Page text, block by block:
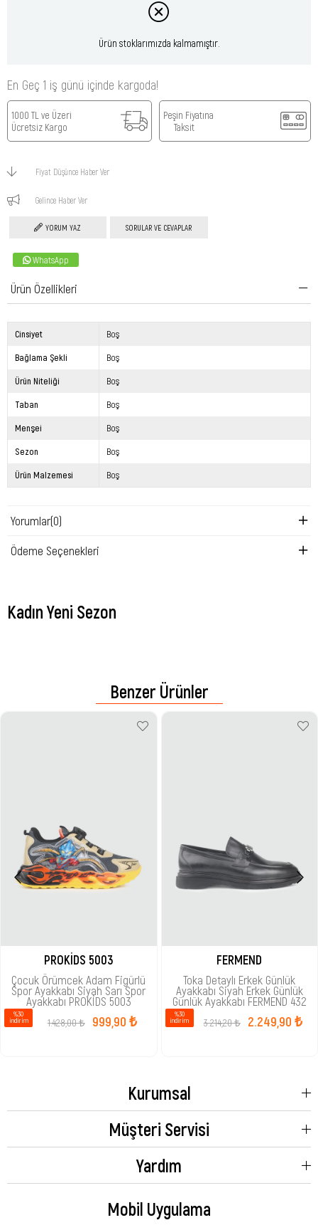
Ürün stoklarımızda kalmamıştır.
En Geç 1 iş günü içinde kargoda!
1000 TL ve Üzeri
Ücretsiz Kargo
Peşin Fiyatına
Taksit
Fiyat Düşünce Haber Ver
Gelince Haber Ver
YORUM YAZ SORULAR VE CEVAPLAR
WhatsApp
Ürün Özellikleri
Cinsiyet Boş
Bağlama Şekli Boş
Ürün Niteliği Boş
Taban Boş
Menşei Boş
Sezon Boş
Ürün Malzemesi Boş
Yorumlar(0)
Ödeme Seçenekleri
Kadın Yeni Sezon
Benzer Ürünler
PROKİDS 5003
Çocuk Örümcek Adam Figürlü
Spor Ayakkabı Siyah Sarı Spor
Ayakkabı PROKİDS 5003
999,90 ₺
1.428,00 ₺
%30
i̇ndirim
FERMEND
Toka Detaylı Erkek Günlük
Ayakkabı Siyah Erkek Günlük
Günlük Ayakkabı FERMEND 432
2.249,90 ₺
3.214,20 ₺
%30
i̇ndirim
Kurumsal
Müşteri Servisi
Yardım
Mobil Uygulama